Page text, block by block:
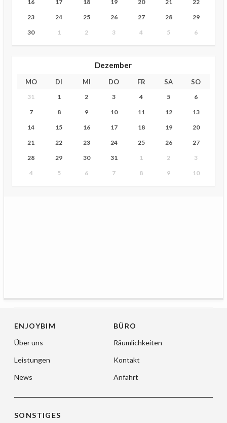
16
17 18 19 20 21
22
23
24 25 26 27 28
29
30
1 2 3 4 5 6
Dezember
MO DI MI DO FR SA SO
31 1 2 3 4 5
6
7
8 9 10 11 12
13
14
15 16 17 18 19
20
21
22 23 24 25 26
27
28
29 30 31 1 2
3
4
5 6 7 8 9 10
ENJOYBIM
Über uns
Leistungen
News
BÜRO
Räumlichkeiten
Kontakt
Anfahrt
SONSTIGES